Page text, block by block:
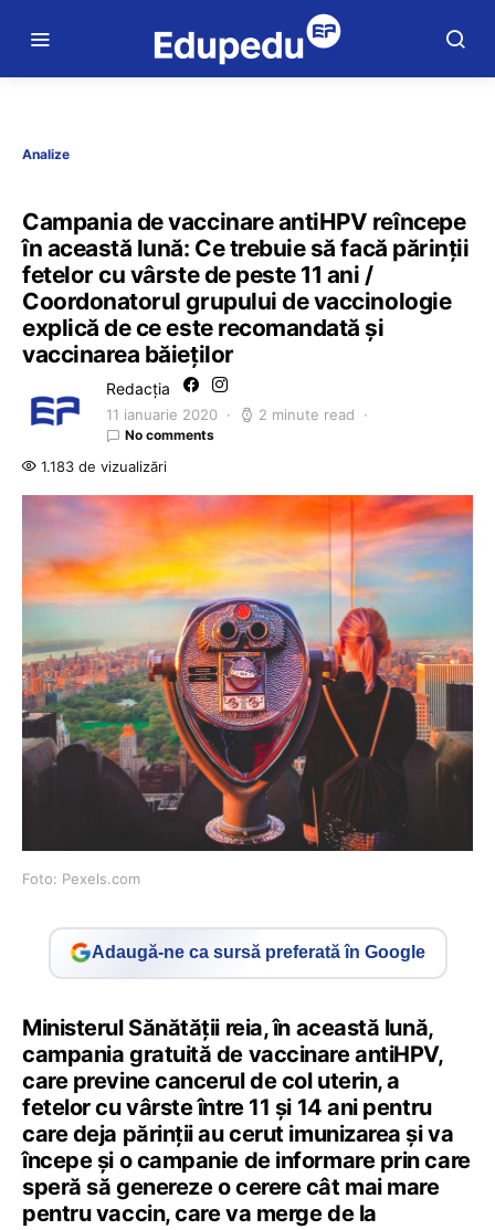
Analize
Campania de vaccinare antiHPV reîncepe
în această lună: Ce trebuie să facă părinții
fetelor cu vârste de peste 11 ani /
Coordonatorul grupului de vaccinologie
explică de ce este recomandată și
vaccinarea băieților
Redacția
11 ianuarie 2020 2 minute read
No comments
1.183 de vizualizări
Foto: Pexels.com
Adaugă-ne ca sursă preferată în Google
Ministerul Sănătății reia, în această lună,
campania gratuită de vaccinare antiHPV,
care previne cancerul de col uterin, a
fetelor cu vârste între 11 și 14 ani pentru
care deja părinții au cerut imunizarea și va
începe și o campanie de informare prin care
speră să genereze o cerere cât mai mare
pentru vaccin, care va merge de la